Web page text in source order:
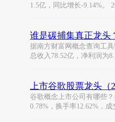
1.5亿，同比增长-9.14%。
谁是碳捕集真正龙头
据南方财富网概念查询工
总收入78.52亿，净利润为
上市谷歌股票龙头（
谷歌概念上市公司有哪些
0.78%，换手率12.62%，